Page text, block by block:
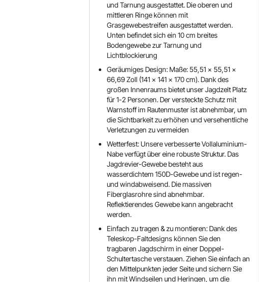
und Tarnung ausgestattet. Die oberen und
mittleren Ringe können mit
Grasgewebestreifen ausgestattet werden.
Unten befindet sich ein 10 cm breites
Bodengewebe zur Tarnung und
Lichtblockierung
Geräumiges Design: Maße: 55,51 x 55,51 x
66,69 Zoll (141 x 141 x 170 cm). Dank des
großen Innenraums bietet unser Jagdzelt Platz
für 1-2 Personen. Der versteckte Schutz mit
Warnstoff im Rautenmuster ist abnehmbar, um
die Sichtbarkeit zu erhöhen und versehentliche
Verletzungen zu vermeiden
Wetterfest: Unsere verbesserte Vollaluminium-
Nabe verfügt über eine robuste Struktur. Das
Jagdrevier-Gewebe besteht aus
wasserdichtem 150D-Gewebe und ist regen-
und windabweisend. Die massiven
Fiberglasrohre sind abnehmbar.
Reflektierendes Gewebe kann angebracht
werden.
Einfach zu tragen & zu montieren: Dank des
Teleskop-Faltdesigns können Sie den
tragbaren Jagdschirm in einer Doppel-
Schultertasche verstauen. Ziehen Sie einfach an
den Mittelpunkten jeder Seite und sichern Sie
ihn mit Windseilen und Heringen, um die